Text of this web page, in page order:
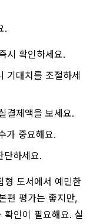
.
시 확인하세요.
기대치를 조절하세
결제액을 보세요.
가 중요해요.
단하세요.
형 도서에서 예민한
편 평가는 좋지만,
확인이 필요해요. 실